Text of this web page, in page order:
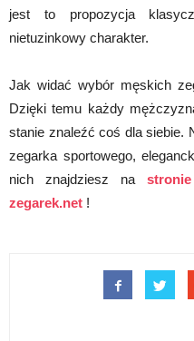
jest to propozycja
nietuzinkowy charakter.
Jak widać wybór męskich
Dzięki temu każdy
stanie znaleźć coś dla siebie.
zegarka sportowego,
nich znajdziesz na
zegarek.net !